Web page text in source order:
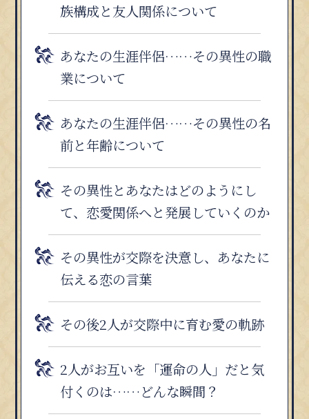
族構成と友人関係について
あなたの生涯伴侶……その異性の職
業について
あなたの生涯伴侶……その異性の名
前と年齢について
その異性とあなたはどのようにし
て、恋愛関係へと発展していくのか
その異性が交際を決意し、あなたに
伝える恋の言葉
その後2人が交際中に育む愛の軌跡
2人がお互いを「運命の人」だと気
付くのは……どんな瞬間？